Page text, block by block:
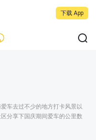
下载 App
车去过不少的地方打卡风景以
分享下国庆期间爱车的公里数